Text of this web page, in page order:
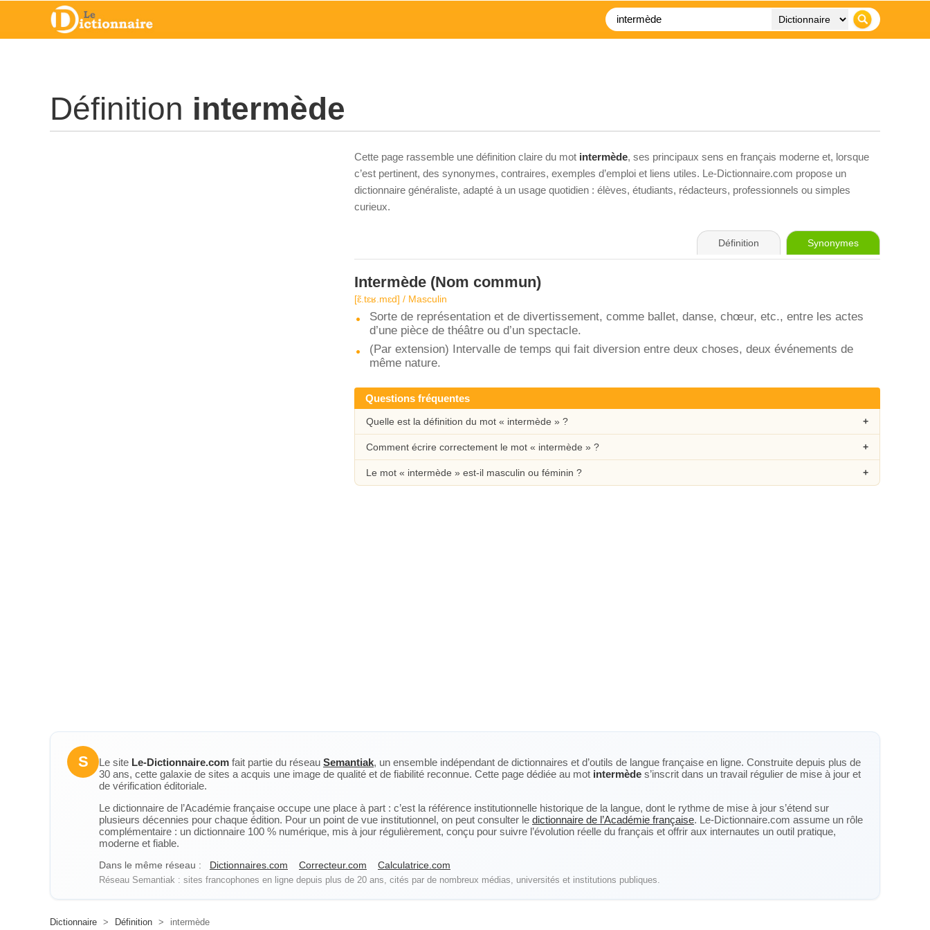
Définition intermède
Cette page rassemble une définition claire du mot intermède, ses principaux sens en français moderne et, lorsque
c’est pertinent, des synonymes, contraires, exemples d’emploi et liens utiles. Le-Dictionnaire.com propose un
dictionnaire généraliste, adapté à un usage quotidien : élèves, étudiants, rédacteurs, professionnels ou simples
curieux.
Définition Synonymes
Intermède (Nom commun)
[ɛ̃.tɛʁ.mɛd] / Masculin
Sorte de représentation et de divertissement, comme ballet, danse, chœur, etc., entre les actes
d’une pièce de théâtre ou d’un spectacle.
(Par extension) Intervalle de temps qui fait diversion entre deux choses, deux événements de
même nature.
Questions fréquentes
Quelle est la définition du mot « intermède » ?
Comment écrire correctement le mot « intermède » ?
Le mot « intermède » est-il masculin ou féminin ?
S Le site Le-Dictionnaire.com fait partie du réseau Semantiak, un ensemble indépendant de dictionnaires et d’outils de langue française en ligne. Construite depuis plus de
30 ans, cette galaxie de sites a acquis une image de qualité et de fiabilité reconnue. Cette page dédiée au mot intermède s’inscrit dans un travail régulier de mise à jour et
de vérification éditoriale.
Le dictionnaire de l’Académie française occupe une place à part : c’est la référence institutionnelle historique de la langue, dont le rythme de mise à jour s’étend sur
plusieurs décennies pour chaque édition. Pour un point de vue institutionnel, on peut consulter le dictionnaire de l’Académie française. Le-Dictionnaire.com assume un rôle
complémentaire : un dictionnaire 100 % numérique, mis à jour régulièrement, conçu pour suivre l’évolution réelle du français et offrir aux internautes un outil pratique,
moderne et fiable.
Dans le même réseau : Dictionnaires.com Correcteur.com Calculatrice.com
Réseau Semantiak : sites francophones en ligne depuis plus de 20 ans, cités par de nombreux médias, universités et institutions publiques.
Dictionnaire > Définition > intermède